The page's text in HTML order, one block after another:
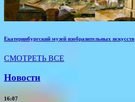
Екатеринбургский музей изобразительных искусств
СМОТРЕТЬ ВСЕ
Новости
16:07